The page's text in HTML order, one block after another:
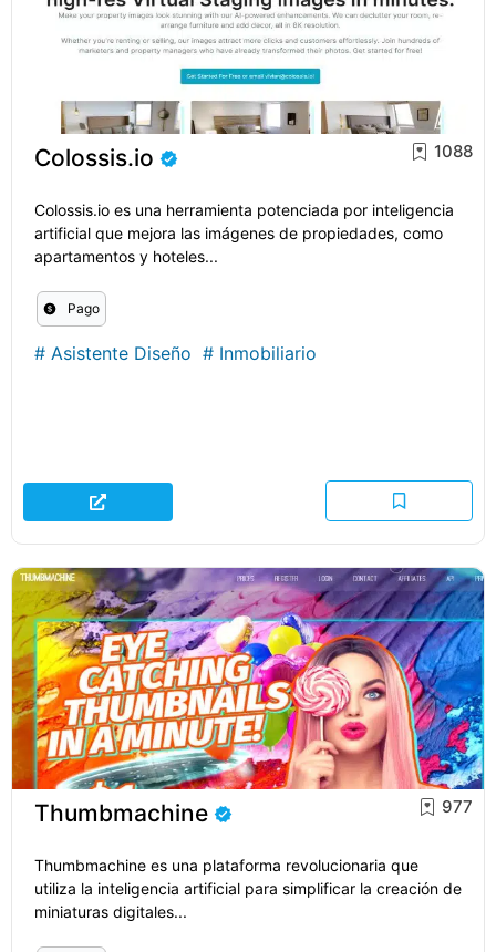
Colossis.io 1088
Colossis.io es una herramienta potenciada por inteligencia
artificial que mejora las imágenes de propiedades, como
apartamentos y hoteles...
Pago
# Asistente Diseño # Inmobiliario
Thumbmachine 977
Thumbmachine es una plataforma revolucionaria que
utiliza la inteligencia artificial para simplificar la creación de
miniaturas digitales...